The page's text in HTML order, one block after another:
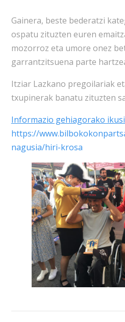
Gainera, beste bederatzi
ospatu zituzten euren
mozorroz eta umore onez
garrantzitsuena parte
Itziar Lazkano pregoilariak
txupinerak banatu zituzten
Informazio gehiagorako
https://
nagusia/hiri-krosa